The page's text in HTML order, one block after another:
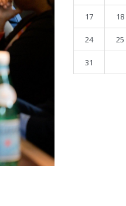
17 18
24 25
31